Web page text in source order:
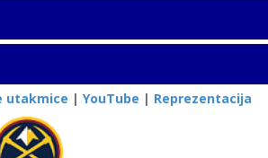
utakmice | YouTube | Reprezentacija